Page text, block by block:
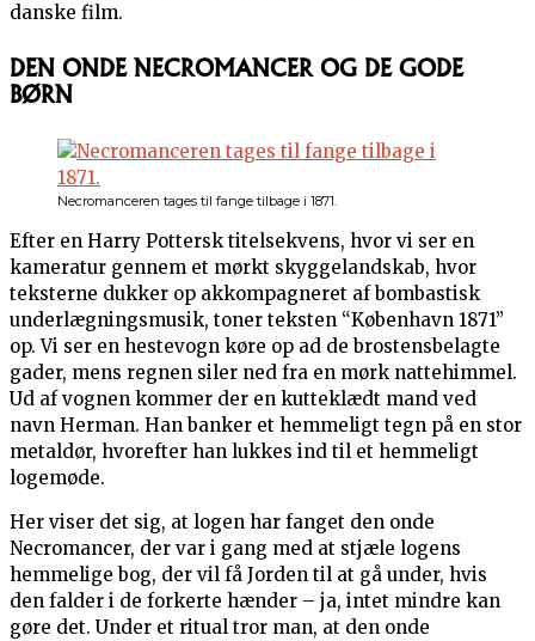
danske film.
DEN ONDE NECROMANCER OG DE GODE
BØRN
Necromanceren tages til fange tilbage i 1871.
Efter en Harry Pottersk titelsekvens, hvor vi ser en
kameratur gennem et mørkt skyggelandskab, hvor
teksterne dukker op akkompagneret af bombastisk
underlægningsmusik, toner teksten “København 1871”
op. Vi ser en hestevogn køre op ad de brostensbelagte
gader, mens regnen siler ned fra en mørk nattehimmel.
Ud af vognen kommer der en kutteklædt mand ved
navn Herman. Han banker et hemmeligt tegn på en stor
metaldør, hvorefter han lukkes ind til et hemmeligt
logemøde.
Her viser det sig, at logen har fanget den onde
Necromancer, der var i gang med at stjæle logens
hemmelige bog, der vil få Jorden til at gå under, hvis
den falder i de forkerte hænder – ja, intet mindre kan
gøre det. Under et ritual tror man, at den onde